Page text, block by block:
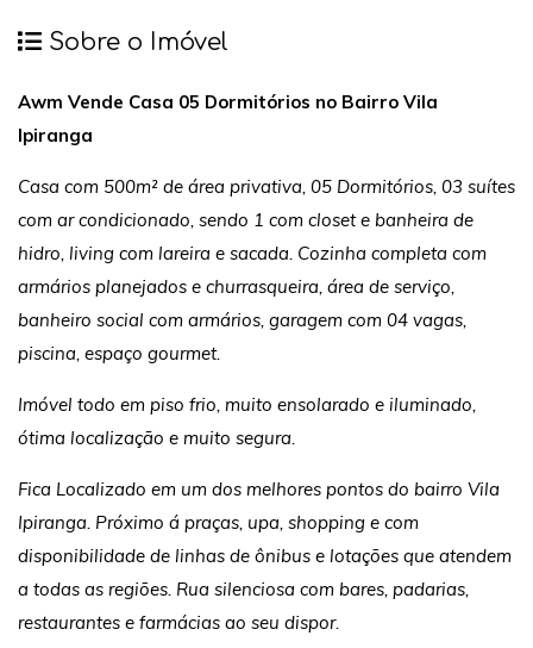
Sobre o Imóvel
Awm Vende Casa 05 Dormitórios no Bairro Vila
Ipiranga
Casa com 500m² de área privativa, 05 Dormitórios, 03 suítes
com ar condicionado, sendo 1 com closet e banheira de
hidro, living com lareira e sacada. Cozinha completa com
armários planejados e churrasqueira, área de serviço,
banheiro social com armários, garagem com 04 vagas,
piscina, espaço gourmet.
Imóvel todo em piso frio, muito ensolarado e iluminado,
ótima localização e muito segura.
Fica Localizado em um dos melhores pontos do bairro Vila
Ipiranga. Próximo á praças, upa, shopping e com
disponibilidade de linhas de ônibus e lotações que atendem
a todas as regiões. Rua silenciosa com bares, padarias,
restaurantes e farmácias ao seu dispor.